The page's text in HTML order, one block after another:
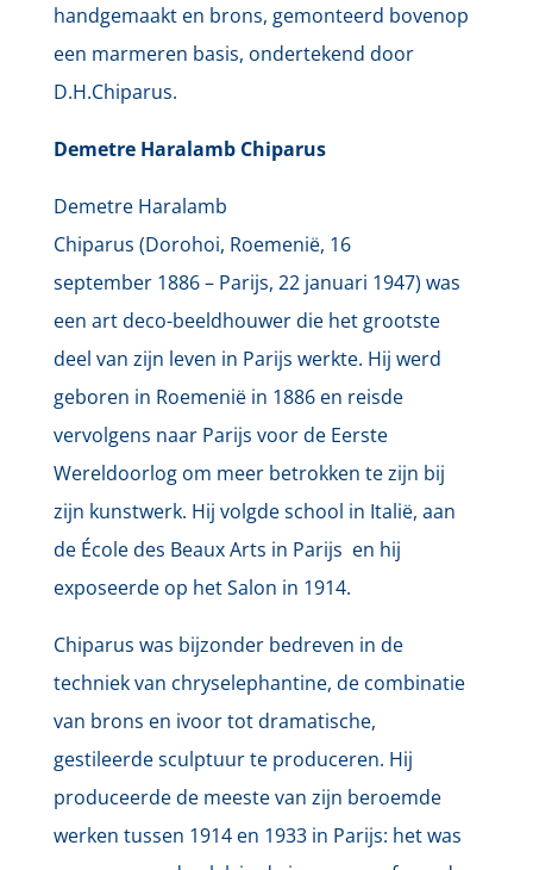
handgemaakt en brons, gemonteerd bovenop
een marmeren basis, ondertekend door
D.H.Chiparus.
Demetre Haralamb Chiparus
Demetre Haralamb
Chiparus (Dorohoi, Roemenië, 16
september 1886 – Parijs, 22 januari 1947) was
een art deco-beeldhouwer die het grootste
deel van zijn leven in Parijs werkte. Hij werd
geboren in Roemenië in 1886 en reisde
vervolgens naar Parijs voor de Eerste
Wereldoorlog om meer betrokken te zijn bij
zijn kunstwerk. Hij volgde school in Italië, aan
de École des Beaux Arts in Parijs en hij
exposeerde op het Salon in 1914.
Chiparus was bijzonder bedreven in de
techniek van chryselephantine, de combinatie
van brons en ivoor tot dramatische,
gestileerde sculptuur te produceren. Hij
produceerde de meeste van zijn beroemde
werken tussen 1914 en 1933 in Parijs: het was